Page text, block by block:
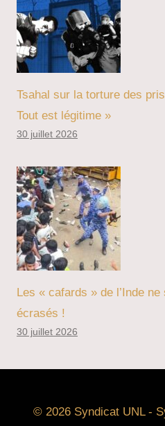
Tsahal sur la torture des
Tout est légitime »
30 juillet 2026
Les « cafards » de l’Inde
écrasés !
30 juillet 2026
© 2026 Syndicat UNL -